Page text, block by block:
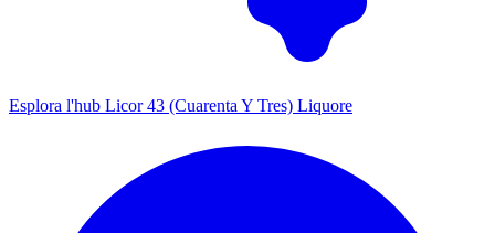
Esplora l'hub Licor 43 (Cuarenta Y Tres) Liquore